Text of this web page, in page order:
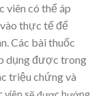
viên có thể áp
thực tế để
Các bài thuốc
dụng được trong
triệu chứng và